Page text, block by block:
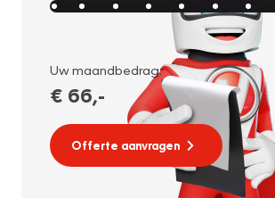
Uw maandbedrag:
€ 66,-
Offerte aanvragen